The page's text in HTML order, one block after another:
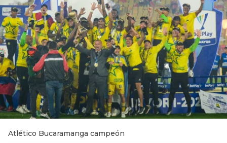
Atlético Bucaramanga campeón